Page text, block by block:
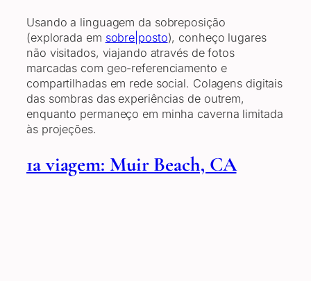
Usando a linguagem da sobreposição
(explorada em sobre|posto), conheço lugares
não visitados, viajando através de fotos
marcadas com geo-referenciamento e
compartilhadas em rede social. Colagens digitais
das sombras das experiências de outrem,
enquanto permaneço em minha caverna limitada
às projeções.
1a viagem: Muir Beach, CA